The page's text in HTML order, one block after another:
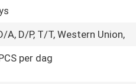
A, D/P, T/T, Western Union,
per dag